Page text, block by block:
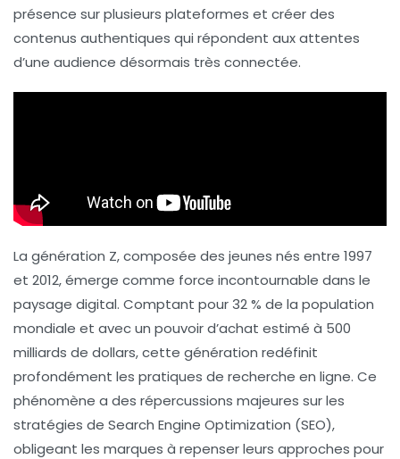
présence sur plusieurs plateformes et créer des
contenus authentiques qui répondent aux attentes
d’une audience désormais très connectée.
La génération Z, composée des jeunes nés entre 1997
et 2012, émerge comme force incontournable dans le
paysage digital. Comptant pour 32 % de la population
mondiale et avec un pouvoir d’achat estimé à 500
milliards de dollars, cette génération redéfinit
profondément les pratiques de recherche en ligne. Ce
phénomène a des répercussions majeures sur les
stratégies de Search Engine Optimization (SEO),
obligeant les marques à repenser leurs approches pour